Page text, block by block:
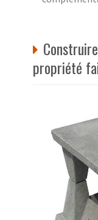
propriété